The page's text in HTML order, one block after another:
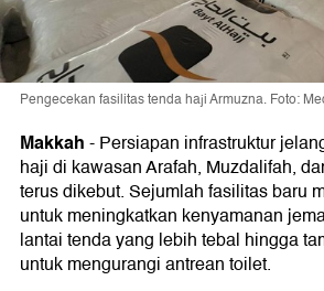
Pengecekan fasilitas tenda haji Armuzna. Foto:
Makkah-Persiapan infrastruktur
haji di kawasan Arafah, Muzdalifah,
terus dikebut. Sejumlah fasilitas baru
untuk meningkatkan kenyamanan
lantai tenda yang lebih tebal hingga
untuk mengurangi antrean toilet.